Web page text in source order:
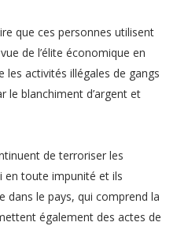
que ces personnes utilisent
de l’élite économique en
activités illégales de gangs
le blanchiment d’argent et
de terroriser les
en toute impunité et ils
dans le pays, qui comprend la
également des actes de